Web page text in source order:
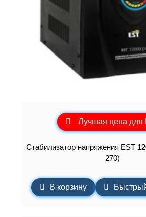
Лучшая цена для
Стабилизатор напряжения EST
270)
В корзину